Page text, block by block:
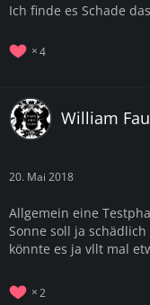
Ich finde es Schade
4
William
20. Mai 2018
Allgemein eine
Sonne soll ja
könnte es ja vllt mal
2